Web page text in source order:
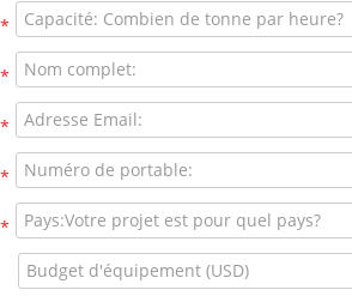
*
*
*
*
*